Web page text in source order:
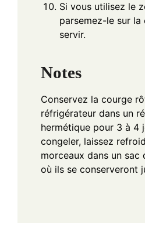
Si vous utilisez le
parsemez-le sur
servir.
Notes
Conservez la courge
réfrigérateur dans un
hermétique pour 3 à 4
congeler, laissez
morceaux dans un sac
où ils se conserveront